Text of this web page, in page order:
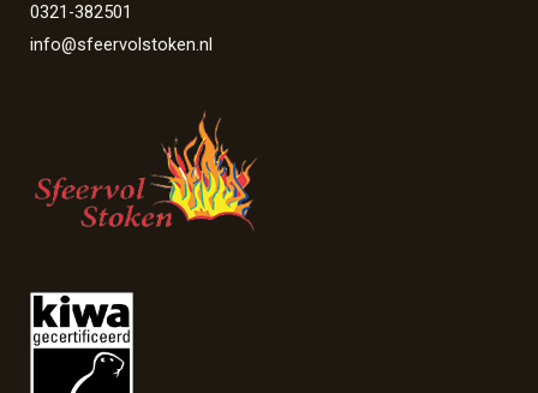
0321-382501
info@sfeervolstoken.nl